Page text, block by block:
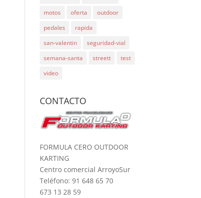
motos
oferta
outdoor
pedales
rapida
san-valentin
seguridad-vial
semana-santa
streett
test
video
CONTACTO
FORMULA CERO OUTDOOR
KARTING
Centro comercial ArroyoSur
Teléfono: 91 648 65 70
673 13 28 59